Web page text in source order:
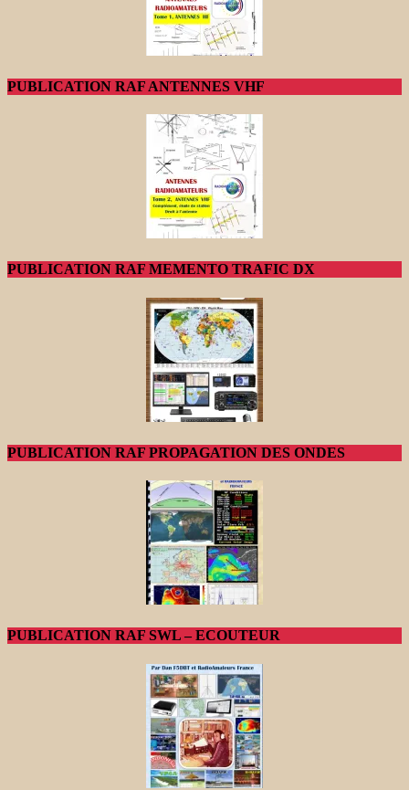
PUBLICATION RAF ANTENNES VHF
PUBLICATION RAF MEMENTO TRAFIC DX
PUBLICATION RAF PROPAGATION DES ONDES
PUBLICATION RAF SWL – ECOUTEUR